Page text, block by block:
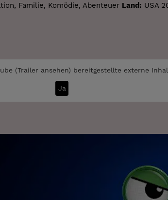
Familie, Komödie, Abenteuer Land: USA
(Trailer ansehen) bereitgestellte externe
Ja